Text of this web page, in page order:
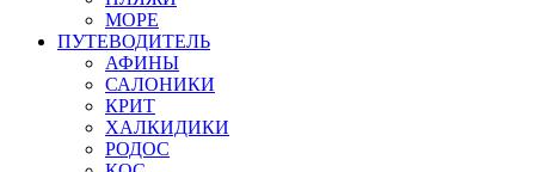
МОРЕ
ПУТЕВОДИТЕЛЬ
АФИНЫ
САЛОНИКИ
КРИТ
ХАЛКИДИКИ
РОДОС